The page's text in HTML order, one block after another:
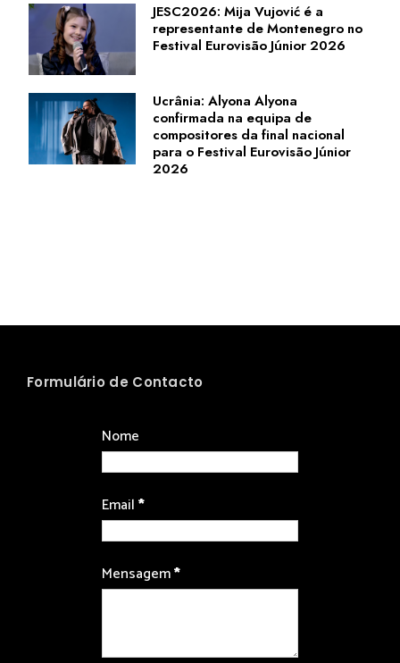
JESC2026: Mija Vujović é a
representante de Montenegro no
Festival Eurovisão Júnior 2026
Ucrânia: Alyona Alyona
confirmada na equipa de
compositores da final nacional
para o Festival Eurovisão Júnior
2026
Formulário de Contacto
Nome
Email*
Mensagem*